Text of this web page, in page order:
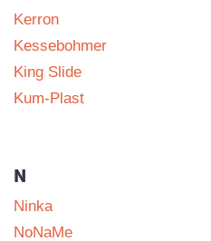
Kerron
Kessebohmer
King Slide
Kum-Plast
N
Ninka
NoNaMe